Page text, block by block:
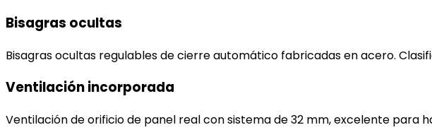
Bisagras ocultas
Bisagras ocultas regulables de cierre automático fabricadas en acero.
Ventilación incorporada
Ventilación de orificio de panel real con sistema de 32 mm, excelente para